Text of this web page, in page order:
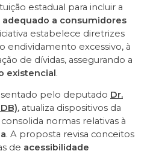
estadual para incluir a
a consumidores
estabelece diretrizes
endividamento excessivo, à
de dívidas, assegurando a
existencial.
pelo deputado Dr.
, atualiza dispositivos da
normas relativas à
. A proposta revisa conceitos
de acessibilidade